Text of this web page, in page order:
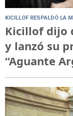
KICILLOF RESPALDÓ LA
Kicillof dijo
y lanzó su
“Aguante